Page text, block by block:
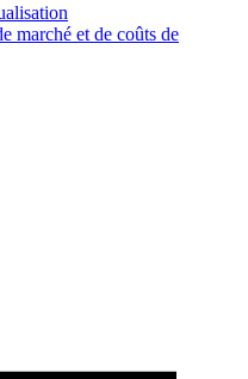
marché et de coûts de